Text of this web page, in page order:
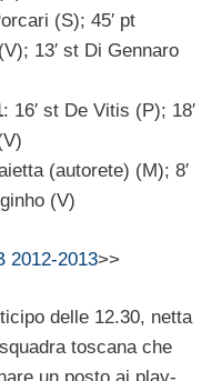
(S); 45′ pt
13′ st Di Gennaro
: 16′ st De Vitis (P); 18′
(autorete) (M); 8′
(V)
2012-2013>>
delle 12.30, netta
toscana che